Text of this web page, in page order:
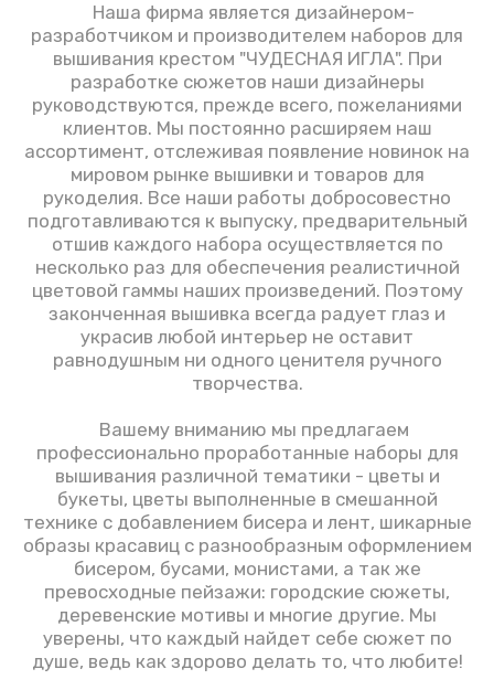
Наша фирма является дизайнером-
разработчиком и производителем наборов для
вышивания крестом "ЧУДЕСНАЯ ИГЛА". При
разработке сюжетов наши дизайнеры
руководствуются, прежде всего, пожеланиями
клиентов. Мы постоянно расширяем наш
ассортимент, отслеживая появление новинок на
мировом рынке вышивки и товаров для
рукоделия. Все наши работы добросовестно
подготавливаются к выпуску, предварительный
отшив каждого набора осуществляется по
несколько раз для обеспечения реалистичной
цветовой гаммы наших произведений. Поэтому
законченная вышивка всегда радует глаз и
украсив любой интерьер не оставит
равнодушным ни одного ценителя ручного
творчества.
Вашему вниманию мы предлагаем
профессионально проработанные наборы для
вышивания различной тематики - цветы и
букеты, цветы выполненные в смешанной
технике с добавлением бисера и лент, шикарные
образы красавиц с разнообразным оформлением
бисером, бусами, монистами, а так же
превосходные пейзажи: городские сюжеты,
деревенские мотивы и многие другие. Мы
уверены, что каждый найдет себе сюжет по
душе, ведь как здорово делать то, что любите!